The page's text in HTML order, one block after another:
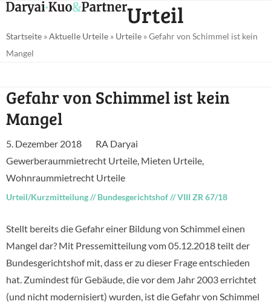
Skip
content
Open
menu
Close
menu
Urteil
Startseite »Aktuelle Urteile » Urteile »Gefahr von Schimmel ist kein
Mangel
Gefahr von Schimmel ist kein
Mangel
5. Dezember 2018
RA Daryai
Gewerberaummietrecht Urteile, Mieten Urteile,
Wohnraummietrecht Urteile
Urteil/Kurzmitteilung//Bundesgerichtshof//VIII ZR 67/18
Stellt bereits die Gefahr einer Bildung von Schimmel einen
Mangel dar? Mit Pressemitteilung vom 05.12.2018 teilt der
Bundesgerichtshof mit, dass er zu dieser Frage entschieden
hat. Zumindest für Gebäude, die vor dem Jahr 2003 errichtet
(und nicht modernisiert) wurden, ist die Gefahr von Schimmel